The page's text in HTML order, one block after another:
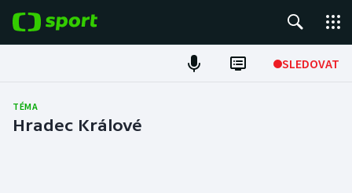
SLEDOVAT
Fotbal
TÉMA
Hradec Králové